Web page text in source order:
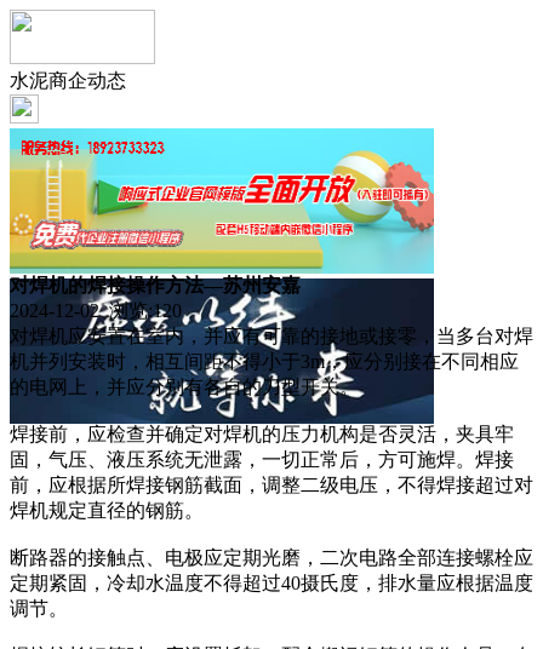
水泥商企动态
对焊机的焊接操作方法—苏州安嘉
2024-12-02 浏览:120
对焊机应安置在室内，并应有可靠的接地或接零，当多台对焊
机并列安装时，相互间距不得小于3m，应分别接在不同相应
的电网上，并应分别有各自的刀型开关。
焊接前，应检查并确定对焊机的压力机构是否灵活，夹具牢
固，气压、液压系统无泄露，一切正常后，方可施焊。焊接
前，应根据所焊接钢筋截面，调整二级电压，不得焊接超过对
焊机规定直径的钢筋。
断路器的接触点、电极应定期光磨，二次电路全部连接螺栓应
定期紧固，冷却水温度不得超过40摄氏度，排水量应根据温度
调节。